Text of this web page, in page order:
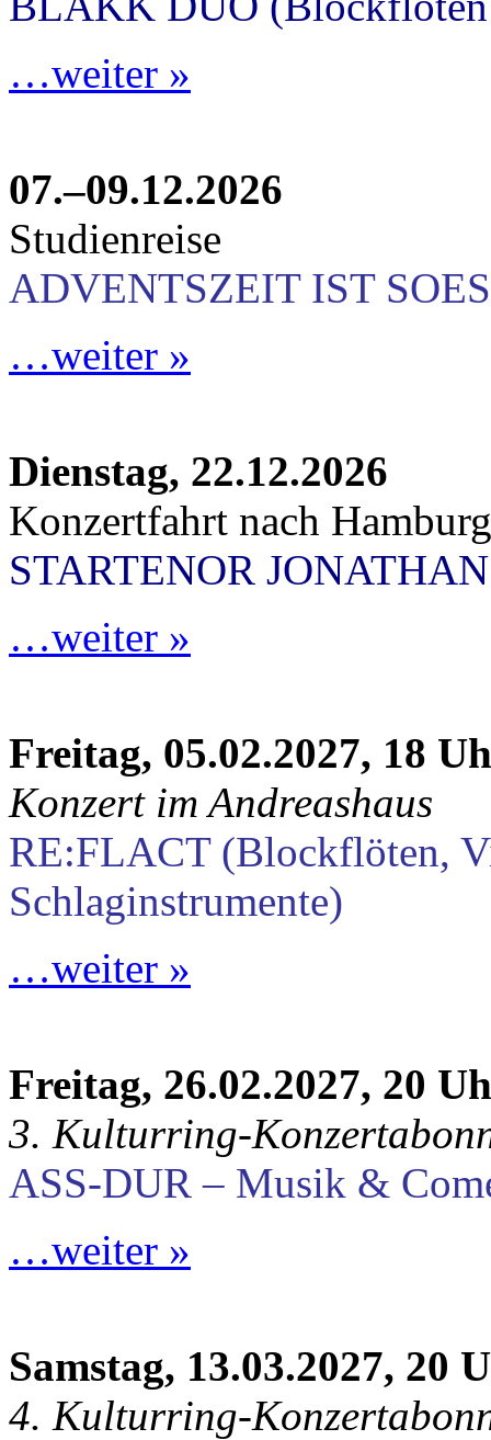
…weiter »
07.–09.12.2026
Studienreise
ADVENTSZEIT IST
…weiter »
Dienstag, 22.12.2026
Konzertfahrt nach Hamburg
STARTENOR
…weiter »
Freitag, 05.02.2027, 18
Konzert im Andreashaus
RE:FLACT (Blockflöten,
Schlaginstrumente)
…weiter »
Freitag, 26.02.2027, 20
3. Kulturring-
ASS-DUR – Musik &
…weiter »
Samstag, 13.03.2027, 20
4. Kulturring-